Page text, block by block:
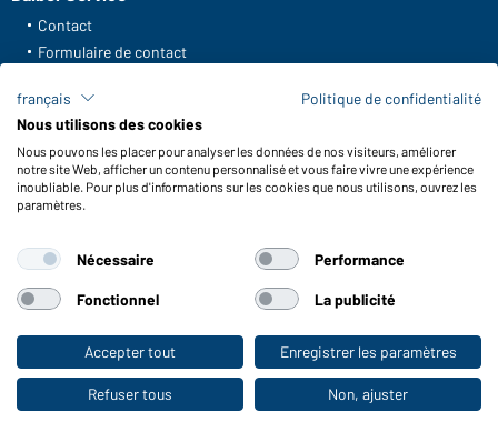
Vers la boutique pour particuliers
Contact
Formulaire de contact
FAQ / Manuel d' utilisation
Vérifier le stock
Reporting system according to whistleblower protection act
Fonctions et entretien
Conseils d'entretien
Tailles
Couleurs
WORKWEAR COLLECTION
Le choix idéal pour les professionnels :
français
Politique de confidentialité
Nous utilisons des cookies
Nous pouvons les placer pour analyser les données de nos visiteurs, améliorer
notre site Web, afficher un contenu personnalisé et vous faire vivre une expérience
inoubliable. Pour plus d'informations sur les cookies que nous utilisons, ouvrez les
paramètres.
Nécessaire Performance
Fonctionnel La publicité
Accepter tout Enregistrer les paramètres
Refuser tous Non, ajuster